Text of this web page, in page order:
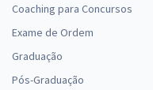
Coaching para Concursos
Exame de Ordem
Graduação
Pós-Graduação